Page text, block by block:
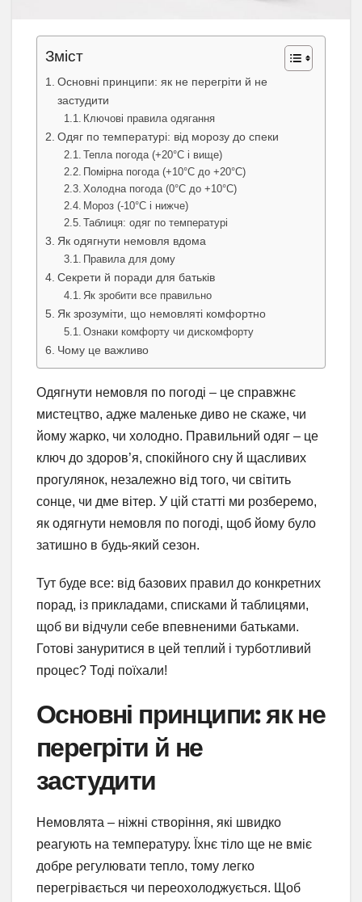
Зміст
Основні принципи: як не перегріти й не
застудити
Ключові правила одягання
Одяг по температурі: від морозу до спеки
Тепла погода (+20°C і вище)
Помірна погода (+10°C до +20°C)
Холодна погода (0°C до +10°C)
Мороз (-10°C і нижче)
Таблиця: одяг по температурі
Як одягнути немовля вдома
Правила для дому
Секрети й поради для батьків
Як зробити все правильно
Як зрозуміти, що немовляті комфортно
Ознаки комфорту чи дискомфорту
Чому це важливо
Одягнути немовля по погоді – це справжнє
мистецтво, адже маленьке диво не скаже, чи
йому жарко, чи холодно. Правильний одяг – це
ключ до здоров’я, спокійного сну й щасливих
прогулянок, незалежно від того, чи світить
сонце, чи дме вітер. У цій статті ми розберемо,
як одягнути немовля по погоді, щоб йому було
затишно в будь-який сезон.
Тут буде все: від базових правил до конкретних
порад, із прикладами, списками й таблицями,
щоб ви відчули себе впевненими батьками.
Готові зануритися в цей теплий і турботливий
процес? Тоді поїхали!
Основні принципи: як не
перегріти й не
застудити
Немовлята – ніжні створіння, які швидко
реагують на температуру. Їхнє тіло ще не вміє
добре регулювати тепло, тому легко
перегрівається чи переохолоджується. Щоб